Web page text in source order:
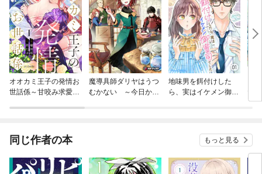
オオカミ王子の発情お
世話係～甘咬み求愛か
魔導具師ダリヤはうつ
むかない ～今日から
地味男を餌付けした
ら、実はイケメン御曹
た
同じ作者の本 もっと見る